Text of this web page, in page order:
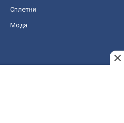
Сплетни
Мода